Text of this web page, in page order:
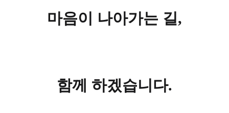
마음이 나아가는 길,
함께 하겠습니다.